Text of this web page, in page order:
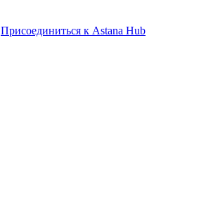
Присоединиться к Astana Hub